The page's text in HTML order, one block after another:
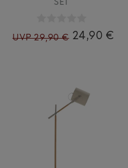
SET
UVP 29,90 € 24,90 €